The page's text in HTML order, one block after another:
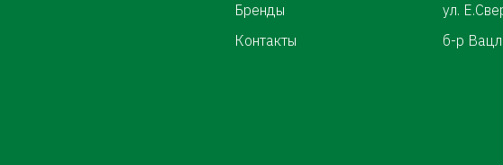
Бренды
Контакты
ул.
б-р